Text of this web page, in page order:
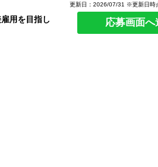
用を目指し
更新日：2026/07/31 ※更新日時
応募画面へ